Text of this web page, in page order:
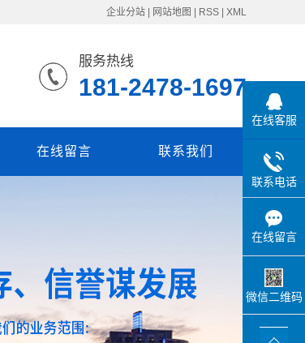
企业分站 网站地图 RSS XML
服务热线
181-2478-1697
在线留言 联系我们
在线客服
联系电话
在线留言
微信二维码